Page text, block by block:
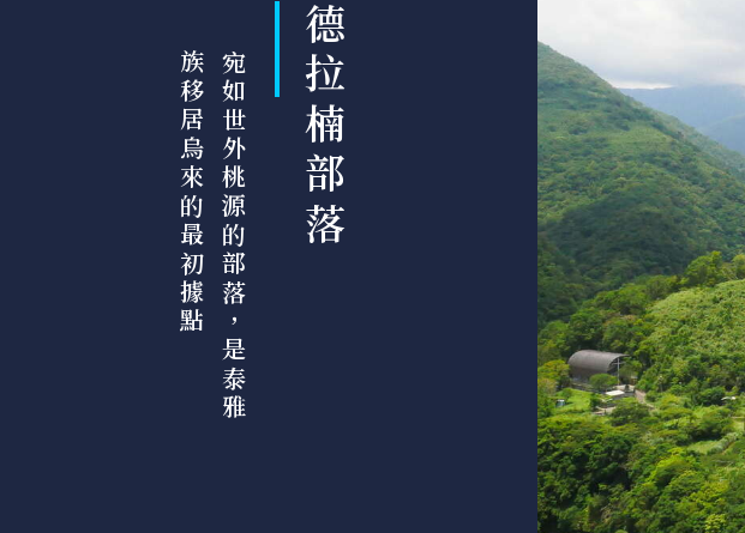
德拉楠部落
宛
如
世
外
桃
源
的
部
落
，
是
泰
雅
族
移
居
烏
來
的
最
初
據
點